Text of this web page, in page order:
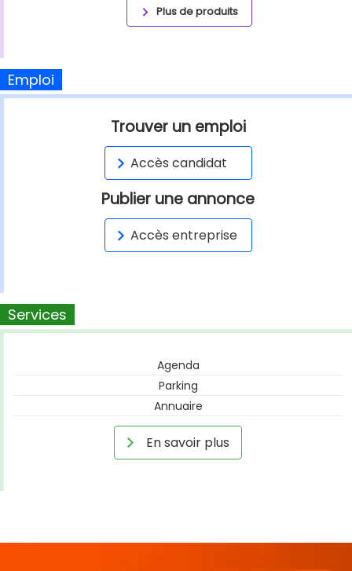
Plus de produits
Emploi
Trouver un emploi
Accès candidat
Publier une annonce
Accès entreprise
Services
Agenda
Parking
Annuaire
En savoir plus